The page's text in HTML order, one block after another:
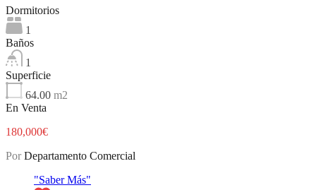
Dormitorios
1
Baños
1
Superficie
64.00 m2
En Venta
180,000€
Por Departamento Comercial
"Saber Más"